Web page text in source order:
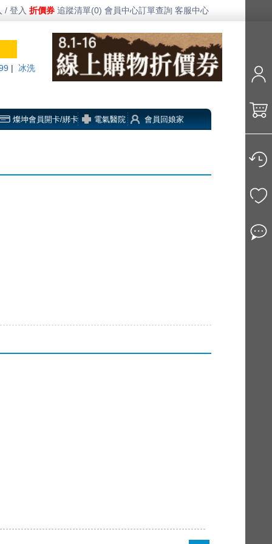
/ 登入 折價券 追蹤清單(0) 會員中心訂單查詢 客服中心
冰洗
燦坤會員開卡/綁卡 電氣醫院 會員回娘家